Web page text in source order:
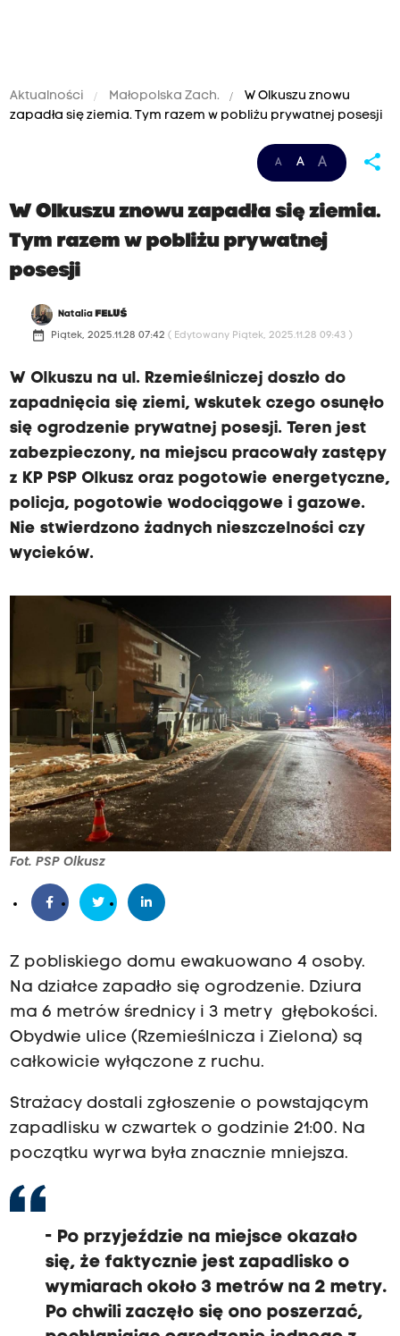
Aktualności Małopolska Zach.
W Olkuszu znowu
zapadła się ziemia. Tym razem w pobliżu prywatnej posesji
A A A share
W Olkuszu znowu zapadła się ziemia.
Tym razem w pobliżu prywatnej
posesji
Natalia FELUŚ
date_range Piątek, 2025.11.28 07:42 ( Edytowany Piątek, 2025.11.28 09:43 )
W Olkuszu na ul. Rzemieślniczej doszło do
zapadnięcia się ziemi, wskutek czego osunęło
się ogrodzenie prywatnej posesji. Teren jest
zabezpieczony, na miejscu pracowały zastępy
z KP PSP Olkusz oraz pogotowie energetyczne,
policja, pogotowie wodociągowe i gazowe.
Nie stwierdzono żadnych nieszczelności czy
wycieków.
Fot. PSP Olkusz
Z pobliskiego domu ewakuowano 4 osoby.
Na działce zapadło się ogrodzenie. Dziura
ma 6 metrów średnicy i 3 metry głębokości.
Obydwie ulice (Rzemieślnicza i Zielona) są
całkowicie wyłączone z ruchu.
Strażacy dostali zgłoszenie o powstającym
zapadlisku w czwartek o godzinie 21:00. Na
początku wyrwa była znacznie mniejsza.
- Po przyjeździe na miejsce okazało
się, że faktycznie jest zapadlisko o
wymiarach około 3 metrów na 2 metry.
Po chwili zaczęło się ono poszerzać,